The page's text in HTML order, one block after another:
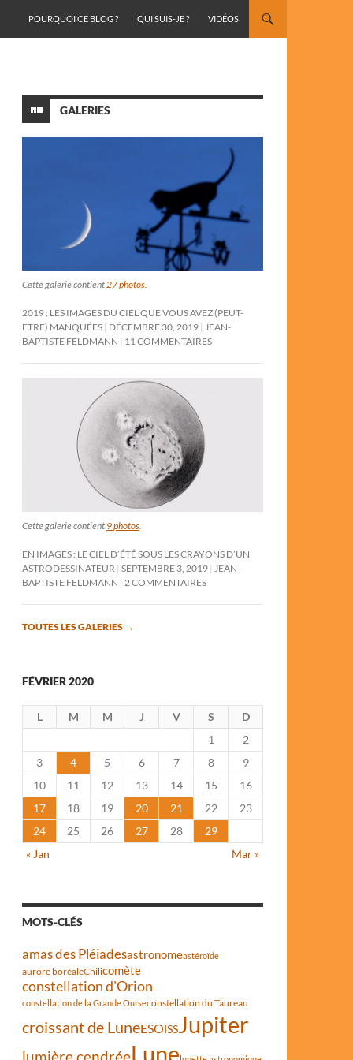
POURQUOI CE BLOG ?
QUI SUIS-JE ? VIDÉOS
GALERIES
Cette galerie contient27 photos.
2019 : LES IMAGES DU CIEL QUE VOUS AVEZ (PEUT-
ÊTRE) MANQUÉES DÉCEMBRE 30, 2019 JEAN-
BAPTISTE FELDMANN
11 COMMENTAIRES
Cette galerie contient 9 photos
EN IMAGES : LE CIEL D’ÉTÉ SOUS LES CRAYONS D’UN
ASTRODESSINATEUR SEPTEMBRE 3, 2019
JEAN-
BAPTISTE FELDMANN
2 COMMENTAIRES
TOUTES LES GALERIES →
FÉVRIER 2020
L M M J V S
D
1
2
3
4 5 6 7 8
9
10
11 12 13 14 15
16
17
18 19 20 21 22
23
24
25 26 27 28
29
« Jan
Mar »
MOTS-CLÉS
amas des Pléiadesastronomeastéroïde
aurore boréaleChilicomète
constellation d'Orion
constellation de la Grande Ourseconstellation du Taureau
croissant de LuneESOISSJupiter
lumière cendréeLune